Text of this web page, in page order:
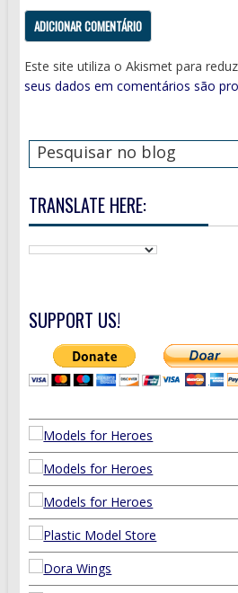
Este site utiliza o Akismet para
seus dados em comentários são
TRANSLATE HERE:
SUPPORT US!